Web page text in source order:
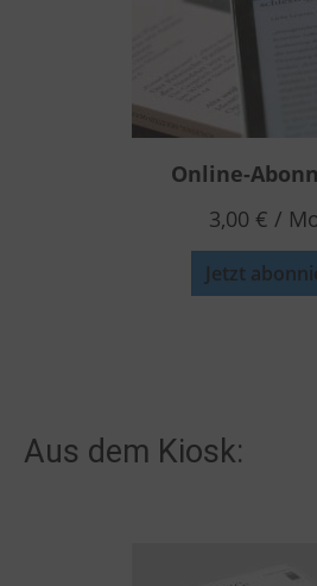
Online-
3,00 € /
Jetzt
Aus dem Kiosk: